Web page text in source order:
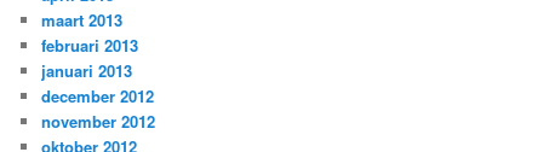
maart 2013
februari 2013
januari 2013
december 2012
november 2012
oktober 2012